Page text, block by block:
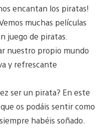
encantan los piratas!
muchas películas
juego de piratas.
nuestro propio mundo
y refrescante
ser un pirata? En este
os podáis sentir como
habéis soñado.